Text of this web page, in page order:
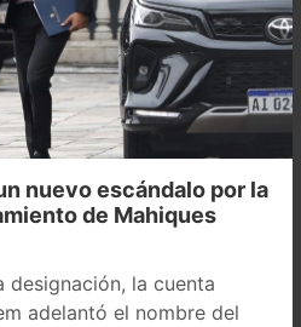
nuevo escándalo por la
de Mahiques
designación, la cuenta
adelantó el nombre del